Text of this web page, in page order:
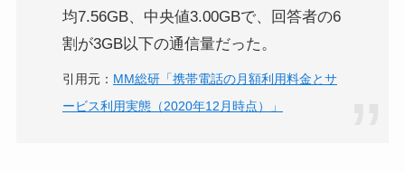
均7.56GB、中央値3.00GBで、回答者の6
割が3GB以下の通信量だった。
引用元： MM総研「携帯電話の月額利用料金とサ
ービス利用実態（2020年12月時点）」